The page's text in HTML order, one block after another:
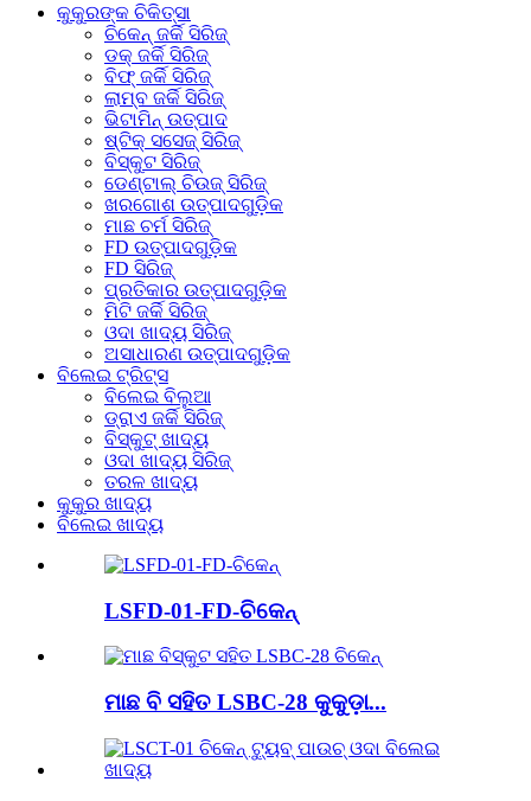
କୁକୁରଙ୍କ ଚିକିତ୍ସା
ଚିକେନ୍ ଜର୍କି ସିରିଜ୍
ଡକ୍ ଜର୍କି ସିରିଜ୍
ବିଫ୍ ଜର୍କି ସିରିଜ୍
ଲାମ୍ବ ଜର୍କି ସିରିଜ୍
ଭିଟାମିନ୍ ଉତ୍ପାଦ
ଷ୍ଟିକ୍ ସସେଜ୍ ସିରିଜ୍
ବିସ୍କୁଟ ସିରିଜ୍
ଡେଣ୍ଟାଲ୍ ଚିଉଜ୍ ସିରିଜ୍
ଖରଗୋଶ ଉତ୍ପାଦଗୁଡ଼ିକ
ମାଛ ଚର୍ମ ସିରିଜ୍
FD ଉତ୍ପାଦଗୁଡ଼ିକ
FD ସିରିଜ୍
ପ୍ରତିକାର ଉତ୍ପାଦଗୁଡ଼ିକ
ମିଟି ଜର୍କି ସିରିଜ୍
ଓଦା ଖାଦ୍ୟ ସିରିଜ୍
ଅସାଧାରଣ ଉତ୍ପାଦଗୁଡ଼ିକ
ବିଲେଇ ଟ୍ରିଟ୍ସ
ବିଲେଇ ବିଲୁଆ
ଡ୍ରାଏ ଜର୍କି ସିରିଜ୍
ବିସ୍କୁଟ୍ ଖାଦ୍ୟ
ଓଦା ଖାଦ୍ୟ ସିରିଜ୍
ତରଳ ଖାଦ୍ୟ
କୁକୁର ଖାଦ୍ୟ
ବିଲେଇ ଖାଦ୍ୟ
LSFD-01-FD-ଚିକେନ୍
ମାଛ ବି ସହିତ LSBC-28 କୁକୁଡ଼ା...